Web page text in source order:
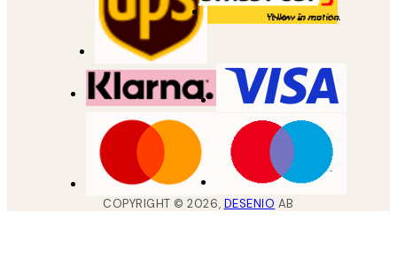
COPYRIGHT ©2026, DESENIO AB